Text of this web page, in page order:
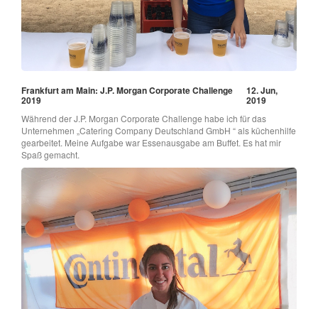
Frankfurt am Main: J.P. Morgan Corporate Challenge
2019
12. Jun,
2019
Während der J.P. Morgan Corporate Challenge habe ich für das
Unternehmen „Catering Company Deutschland GmbH “ als küchenhilfe
gearbeitet. Meine Aufgabe war Essenausgabe am Buffet. Es hat mir
Spaß gemacht.